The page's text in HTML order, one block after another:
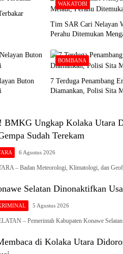
WAKATOBI
Tim SAR Cari Nelayan
Perahu Ditemukan
Buton
BOMBANA
7 Terduga Penambang
Diamankan, Polisi Sita
BMKG Ungkap Kolaka Utara
Sudah Terekam
6 Agustus 2026
– Badan Meteorologi, Klimatologi, dan
Selatan Dinonaktifkan
5 Agustus 2026
– Pemerintah Kabupaten Konawe
di Kolaka Utara